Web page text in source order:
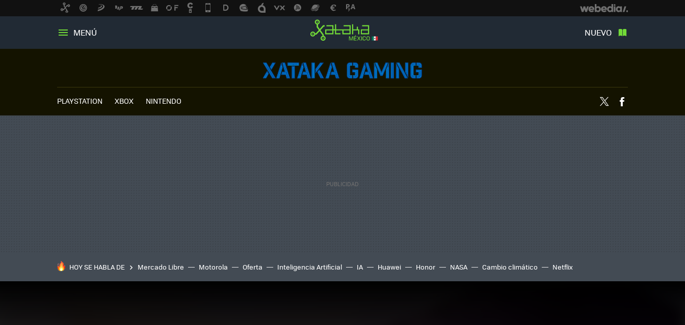
MENÚ NUEVO
PLAYSTATION XBOX NINTENDO Twitter
HOY SE HABLA DE Mercado Libre Motorola Oferta Inteligencia Artificial IA Huawei Honor NASA Cambio climático Netflix